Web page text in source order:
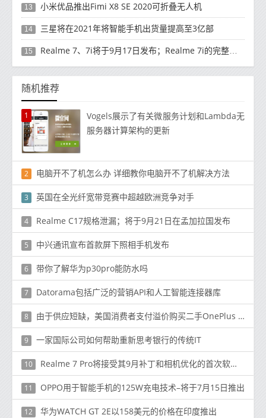
13 小米优品推出Fimi X8 SE 2020可折叠无人机
14 三星将在2021年将智能手机出货量提高至3亿部
15 Realme 7、7i将于9月17日发布；Realme 7i的完整规格并导致泄漏
随机推荐
1
Vogels展示了有关微服务计划和Lambda无
服务器计算架构的更新
2 电脑开不了机怎么办 详细教你电脑开不了机解决方法
3 英国在全光纤宽带竞赛中超越欧洲竞争对手
4 Realme C17规格泄漏；将于9月21日在孟加拉国发布
5 中兴通讯宣布首款屏下照相手机发布
6 带你了解华为p30pro能防水吗
7 Datorama包括广泛的营销API和人工智能连接器库
8 由于供应短缺，美国消费者支付溢价购买二手OnePlus 8 Pro
9 一家国际公司如何帮助重新思考银行的传统IT
10 Realme 7 Pro将接受其9月补丁和相机优化的首次软件更新
11 OPPO用于智能手机的125W充电技术–将于7月15日推出
12 华为WATCH GT 2E以158美元的价格在印度推出